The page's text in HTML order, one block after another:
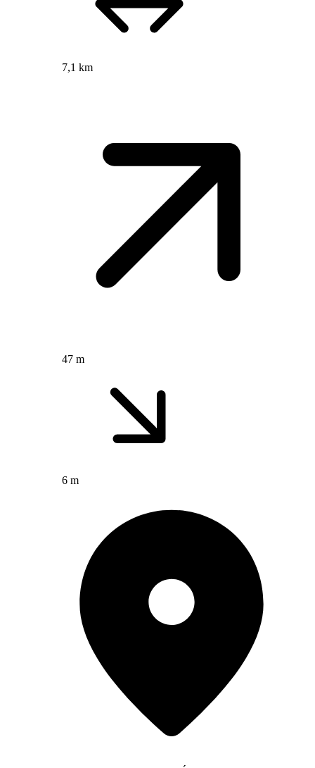
7,1 km
47 m
6 m